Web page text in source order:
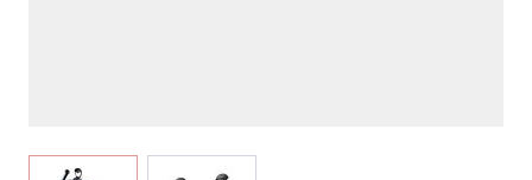
View larger imageView larger image